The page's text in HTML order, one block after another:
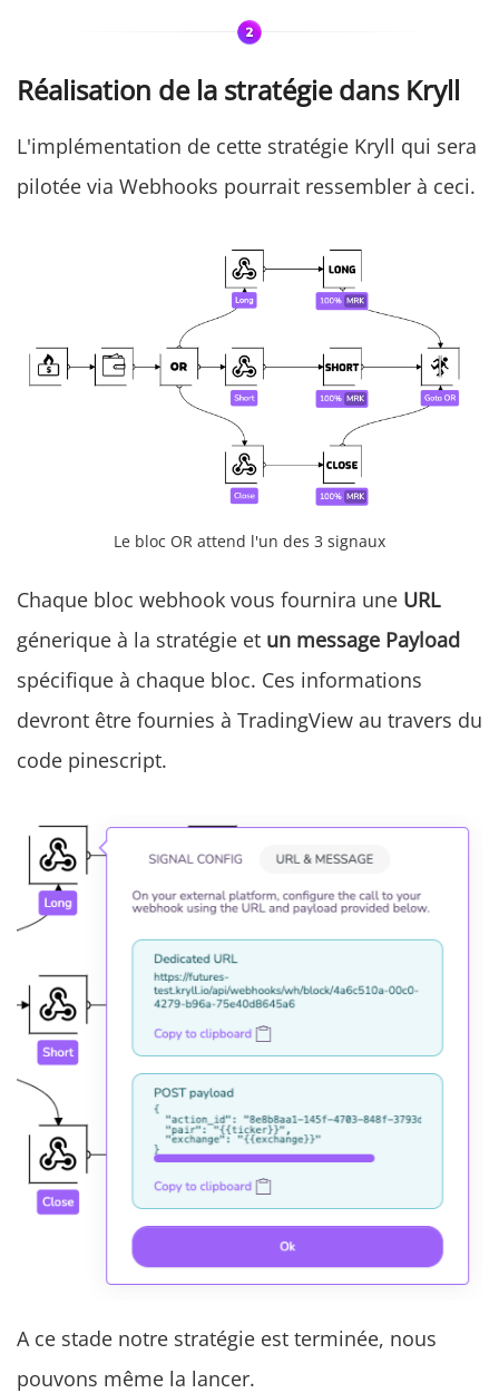
Réalisation de la stratégie dans Kryll
L'implémentation de cette stratégie Kryll qui sera
pilotée via Webhooks pourrait ressembler à ceci.
Le bloc OR attend l'un des 3 signaux
Chaque bloc webhook vous fournira une URL
génerique à la stratégie et un message Payload
spécifique à chaque bloc. Ces informations
devront être fournies à TradingView au travers du
code pinescript.
A ce stade notre stratégie est terminée, nous
pouvons même la lancer.